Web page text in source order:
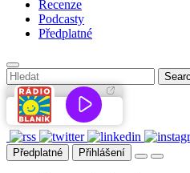
Recenze
Podcasty
Předplatné
Předplatné Přihlášení